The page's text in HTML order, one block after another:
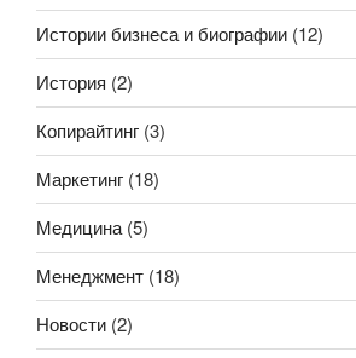
Истории бизнеса и биографии (12)
История (2)
Копирайтинг (3)
Маркетинг (18)
Медицина (5)
Менеджмент (18)
Новости (2)